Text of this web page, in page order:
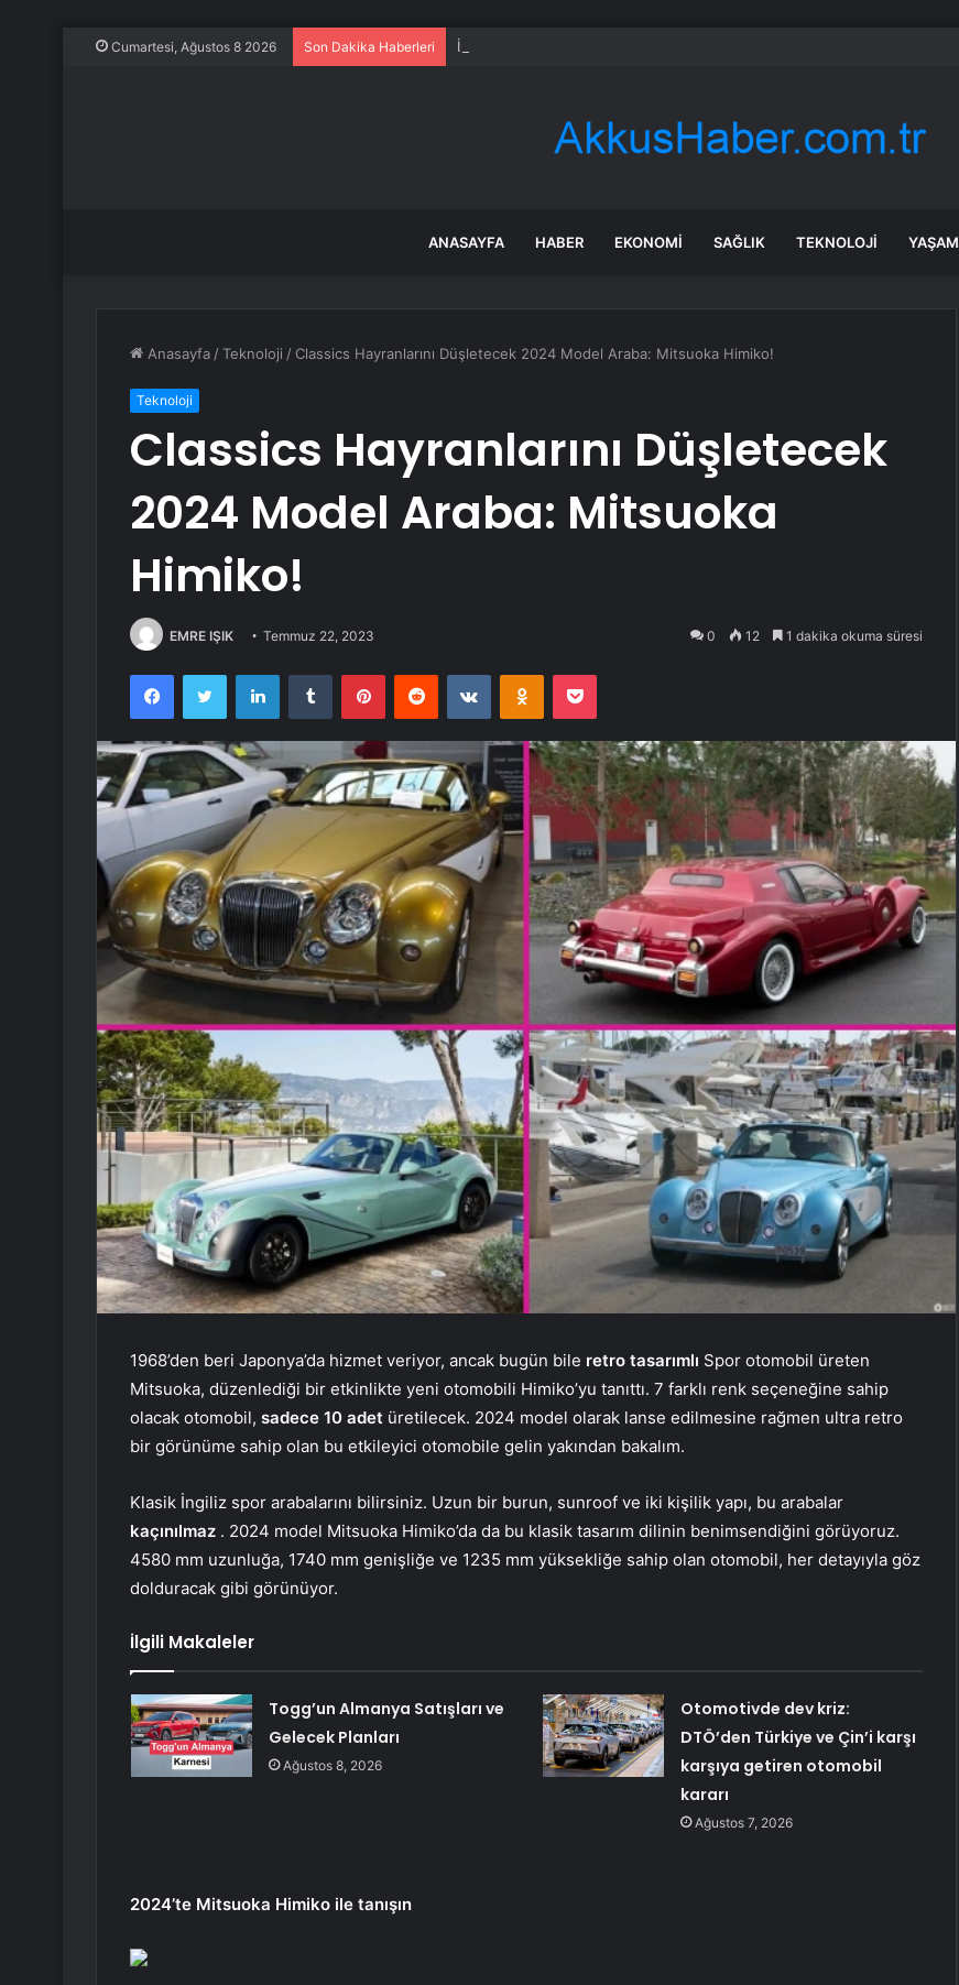
Cumartesi, Ağustos 8 2026 Son Dakika Haberleri İzmir Bornova’da ortak akıl buluşması
ANASAYFA HABER EKONOMI SAĞLIK TEKNOLOJI YAŞAM
Anasayfa /Teknoloji / Classics Hayranlarını Düşletecek 2024 Model Araba: Mitsuoka Himiko!
Teknoloji
Classics Hayranlarını Düşletecek
2024 Model Araba: Mitsuoka
Himiko!
EMRE IŞIK Temmuz 22, 2023 0 12 1 dakika okuma süresi
FacebookTwitter LinkedInTumblr PinterestReddit VKontakteOdnoklassniki
Pocket
1968’den beri Japonya’da hizmet veriyor, ancak bugün bile retro tasarımlı Spor otomobil üreten
Mitsuoka, düzenlediği bir etkinlikte yeni otomobili Himiko’yu tanıttı. 7 farklı renk seçeneğine sahip
olacak otomobil, sadece 10 adet üretilecek. 2024 model olarak lanse edilmesine rağmen ultra retro
bir görünüme sahip olan bu etkileyici otomobile gelin yakından bakalım.
Klasik İngiliz spor arabalarını bilirsiniz. Uzun bir burun, sunroof ve iki kişilik yapı, bu arabalar
kaçınılmaz . 2024 model Mitsuoka Himiko’da da bu klasik tasarım dilinin benimsendiğini görüyoruz.
4580 mm uzunluğa, 1740 mm genişliğe ve 1235 mm yüksekliğe sahip olan otomobil, her detayıyla göz
dolduracak gibi görünüyor.
İlgili Makaleler
Togg’un Almanya Satışları ve
Gelecek Planları
Ağustos 8, 2026
Otomotivde dev kriz:
DTÖ’den Türkiye ve Çin’i karşı
karşıya getiren otomobil
kararı
Ağustos 7, 2026
2024’te Mitsuoka Himiko ile tanışın